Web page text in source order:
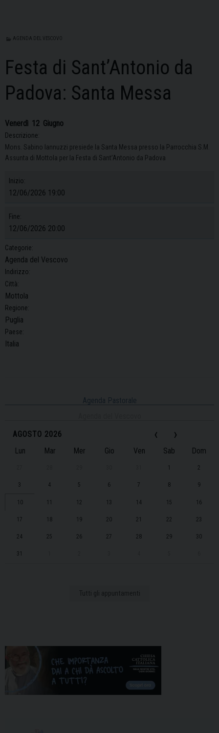
AGENDA DEL VESCOVO
Festa di Sant’Antonio da
Padova: Santa Messa
Venerdì 12 Giugno
Descrizione:
Mons. Sabino Iannuzzi presiede la Santa Messa presso la Parrocchia S.M.
Assunta di Mottola per la Festa di Sant’Antonio da Padova
Inizio:
12/06/2026 19:00
Fine:
12/06/2026 20:00
Categorie:
Agenda del Vescovo
Indirizzo:
Città:
Mottola
Regione:
Puglia
Paese:
Italia
Agenda Pastorale
‹
AGOSTO 2026 ›
Lun Mar Mer Gio Ven Sab Dom
1 2
3 4 5 6 7 8 9
10 11 12 13 14 15 16
17 18 19 20 21 22 23
24 25 26 27 28 29 30
31
Tutti gli appuntamenti